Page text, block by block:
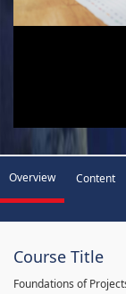
Overview Content
Course Title